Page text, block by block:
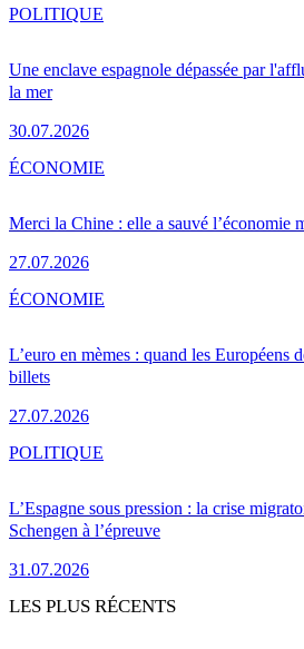
Une enclave espagnole dépassée par
la mer
30.07.2026
POLITIQUE
Merci la Chine : elle a sauvé l’économie
27.07.2026
ÉCONOMIE
L’euro en mèmes : quand les Européens
billets
27.07.2026
ÉCONOMIE
L’Espagne sous pression : la crise
Schengen à l’épreuve
31.07.2026
POLITIQUE
LES PLUS RÉCENTS